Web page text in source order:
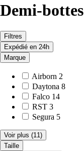
Demi-bottes
Filtres
Expédié en 24h
Marque
Airborn 2
Daytona 8
Falco 14
RST 3
Segura 5
Voir plus (11)
Taille